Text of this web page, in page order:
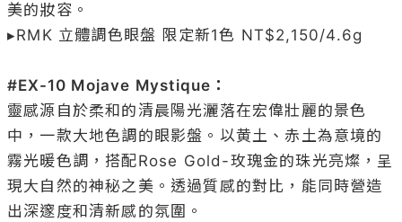
美的妝容。
▸RMK 立體調色眼盤 限定新1色 NT$2,150/4.6g
#EX-10 Mojave Mystique：
靈感源自於柔和的清晨陽光灑落在宏偉壯麗的景色
中，一款大地色調的眼影盤。以黄土、赤土為意境的
霧光暖色調，搭配Rose Gold-玫瑰金的珠光亮燦，呈
現大自然的神秘之美。透過質感的對比，能同時營造
出深邃度和清新感的氛圍。